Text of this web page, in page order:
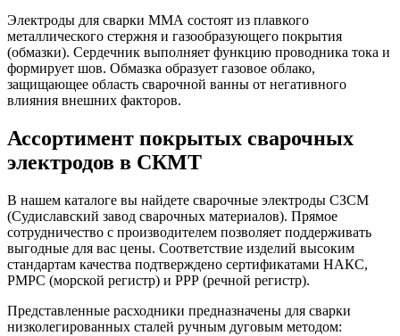
Электроды для сварки ММА состоят из плавкого
металлического стержня и газообразующего покрытия
(обмазки). Сердечник выполняет функцию проводника тока и
формирует шов. Обмазка образует газовое облако,
защищающее область сварочной ванны от негативного
влияния внешних факторов.
Ассортимент покрытых сварочных
электродов в СКМТ
В нашем каталоге вы найдете сварочные электроды СЗСМ
(Судиславский завод сварочных материалов). Прямое
сотрудничество с производителем позволяет поддерживать
выгодные для вас цены. Соответствие изделий высоким
стандартам качества подтверждено сертификатами НАКС,
РМРС (морской регистр) и РРР (речной регистр).
Представленные расходники предназначены для сварки
низколегированных сталей ручным дуговым методом: